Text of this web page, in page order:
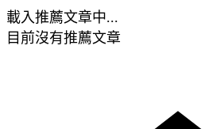
載入推薦文章中...
目前沒有推薦文章